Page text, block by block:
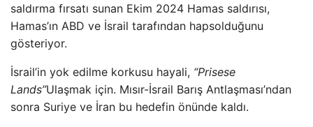
saldırma fırsatı sunan Ekim 2024 Hamas saldırısı,
Hamas’ın ABD ve İsrail tarafından hapsolduğunu
gösteriyor.
İsrail’in yok edilme korkusu hayali, “Prisese
Lands”Ulaşmak için. Mısır-İsrail Barış Antlaşması’ndan
sonra Suriye ve İran bu hedefin önünde kaldı.